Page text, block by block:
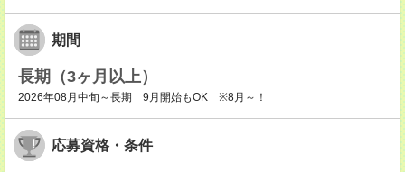
期間
長期（3ヶ月以上）
2026年08月中旬～長期 9月開始もOK ※8月～！
応募資格・条件